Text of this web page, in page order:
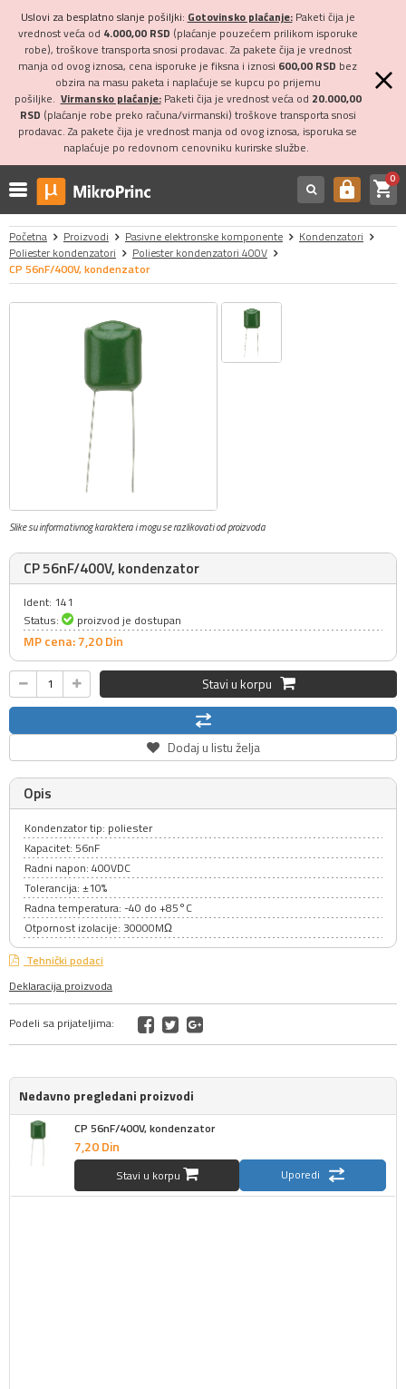
Uslovi za besplatno slanje pošiljki: Gotovinsko plaćanje:Paketi čija je
vrednost veća od 4.000,00 RSD (plaćanje pouzećem prilikom isporuke
robe), troškove transporta snosi prodavac. Za pakete čija je vrednost
manja od ovog iznosa, cena isporuke je fiksna i iznosi 600,00 RSD bez
obzira na masu paketa i naplaćuje se kupcu po prijemu
pošiljke. Virmansko plaćanje:Paketi čija je vrednost veća od 20.000,00
RSD (plaćanje robe preko računa/virmanski) troškove transporta snosi
prodavac. Za pakete čija je vrednost manja od ovog iznosa, isporuka se
naplaćuje po redovnom cenovniku kurirske službe.
https shopping_cart0
Početna Proizvodi Pasivne elektronske komponente
Kondenzatori
Poliester kondenzatori
Poliester kondenzatori 400V
CP 56nF/400V, kondenzator
Slike su informativnog karaktera i mogu se razlikovati od proizvoda
CP 56nF/400V, kondenzator
Ident: 141
Status:
proizvod je dostupan
MP cena: 7,20Din
Stavi u korpu
Dodaj u listu želja
Opis
Kondenzator tip: poliester
Kapacitet: 56nF
Radni napon: 400VDC
Tolerancija: ±10%
Radna temperatura: -40 do +85°C
Otpornost izolacije: 30000MΩ
Tehnički podaci
Deklaracija proizvoda
Podeli sa prijateljima:
Nedavno pregledani proizvodi
CP 56nF/400V, kondenzator
7,20Din
Stavi u korpu Uporedi